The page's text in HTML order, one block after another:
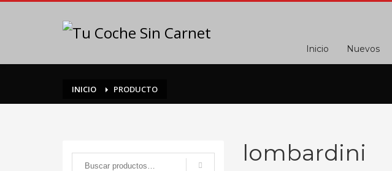
Inicio Nuevos
INICIO PRODUCTO
lombardini